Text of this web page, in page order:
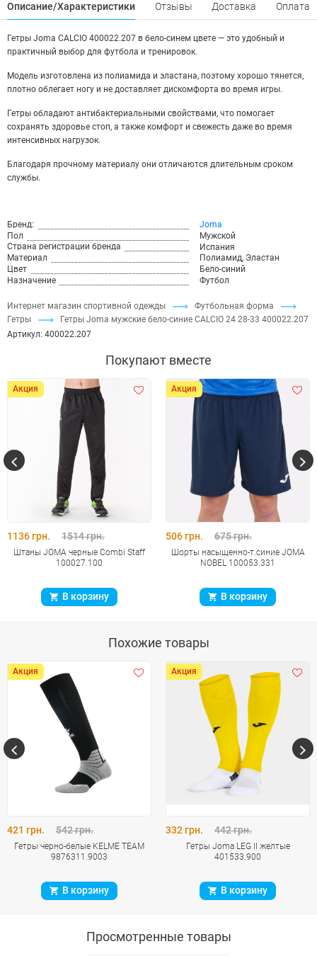
Интернет магазин спортивной одежды
Футбольная форма
Гетры
Гетры Joma мужские бело-синие CALCIO 24 28-33 400022.207
Описание/Характеристики Отзывы Доставка Оплата
Гетры Joma CALCIO 400022.207 в бело-синем цвете — это удобный и
практичный выбор для футбола и тренировок.
Модель изготовлена из полиамида и эластана, поэтому хорошо тянется,
плотно облегает ногу и не доставляет дискомфорта во время игры.
Гетры обладают антибактериальными свойствами, что помогает
сохранять здоровье стоп, а также комфорт и свежесть даже во время
интенсивных нагрузок.
Благодаря прочному материалу они отличаются длительным сроком
службы.
Бренд:
Joma
Пол
Мужской
Страна регистрации бренда
Испания
Материал
Полиамид, Эластан
Цвет
Бело-синий
Назначение
Футбол
Артикул: 400022.207
Покупают вместе
Акция
1136 грн. 1514 грн.
Штаны JOMA черные Combi Staff
100027.100
В корзину
Акция
506 грн. 675 грн.
Шорты насыщенно-т.синие JOMA
NOBEL 100053.331
В корзину
Похожие товары
Акция
421 грн. 542 грн.
Гетры черно-белые KELME TEAM
9876311.9003
В корзину
Акция
332 грн. 442 грн.
Гетры Joma LEG II желтые
401533.900
В корзину
Просмотренные товары